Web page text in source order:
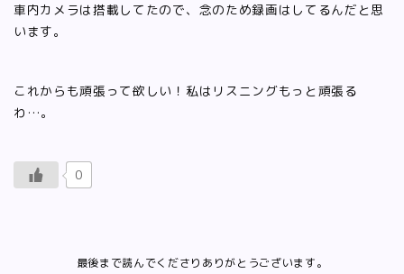
車内カメラは搭載してたので、念のため録画はしてるんだと思
います。
これからも頑張って欲しい！私はリスニングもっと頑張る
わ…。
0
最後まで読んでくださりありがとうございます。